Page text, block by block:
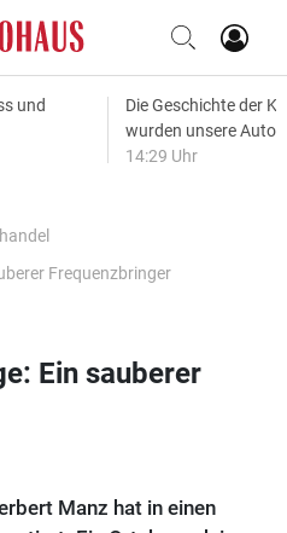
und
Die Geschichte der
wurden unsere
14:29 Uhr
Frequenzbringer
Ein sauberer
Manz hat in einen